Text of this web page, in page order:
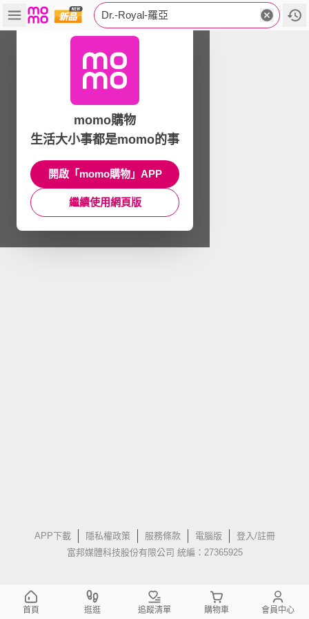
Dr.-Royal-羅亞
APP下載 隱私權政策 服務條款 電腦版
登入/註冊
富邦媒體科技股份有限公司 統編：27365925
momo購物
生活大小事都是momo的事
開啟「momo購物」APP
繼續使用網頁版
首頁 逛逛 追蹤清單 購物車 會員中心